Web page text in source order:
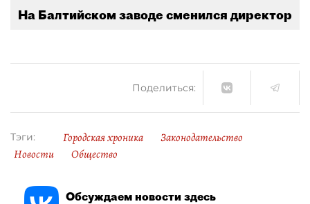
На Балтийском заводе сменился директор
Поделиться:
Тэги: Городская хроника
Законодательство
Новости
Общество
Обсуждаем новости здесь